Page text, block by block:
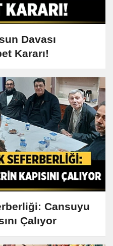
Davası
Kararı!
Cansuyu
Çalıyor